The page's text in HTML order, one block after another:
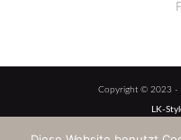
Copyright © 2023 -
LK-